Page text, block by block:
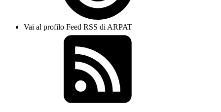
Vai al profilo Feed RSS di ARPAT